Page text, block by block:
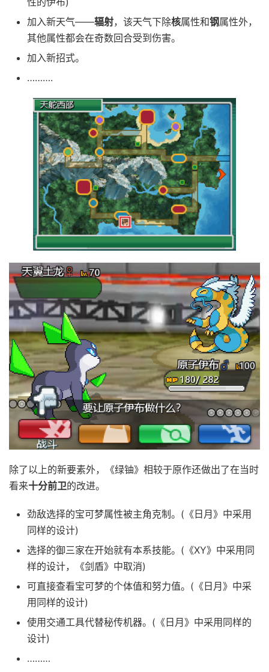
加入新天气——辐射，该天气下除核属性和钢属性外，
其他属性都会在奇数回合受到伤害。
加入新招式。
……….
除了以上的新要素外，《绿铀》相较于原作还做出了在当时
看来十分前卫的改进。
劲敌选择的宝可梦属性被主角克制。(《日月》中采用
同样的设计)
选择的御三家在开始就有本系技能。(《XY》中采用同
样的设计，《剑盾》中取消)
可直接查看宝可梦的个体值和努力值。(《日月》中采
用同样的设计)
使用交通工具代替秘传机器。(《日月》中采用同样的
设计)
………